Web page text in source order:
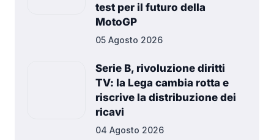
test per il futuro della
MotoGP
05 Agosto 2026
Serie B, rivoluzione diritti
TV: la Lega cambia rotta e
riscrive la distribuzione dei
ricavi
04 Agosto 2026